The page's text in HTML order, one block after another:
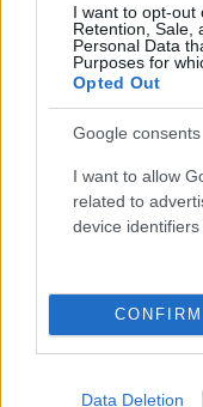
I want to opt-out
Retention, Sale,
Personal Data
Purposes for
Opted Out
Google consents
I want to allow
related to
device identifiers
CONFIRM
Data Deletion
Η υπουργός
της